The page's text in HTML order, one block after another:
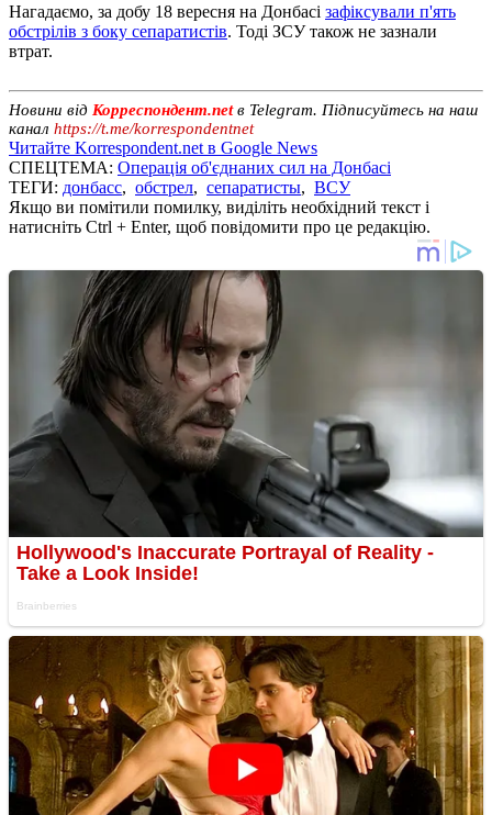
Нагадаємо, за добу 18 вересня на Донбасі зафіксували п'ять
обстрілів з боку сепаратистів. Тоді ЗСУ також не зазнали
втрат.
Новини від Корреспондент.netв Telegram. Підписуйтесь на наш
канал https://t.me/korrespondentnet
Читайте Korrespondent.net в Google News
СПЕЦТЕМА: Операція об'єднаних сил на Донбасі
ТЕГИ: донбасс, обстрел, сепаратисты, ВСУ
Якщо ви помітили помилку, виділіть необхідний текст і
натисніть Ctrl + Enter, щоб повідомити про це редакцію.